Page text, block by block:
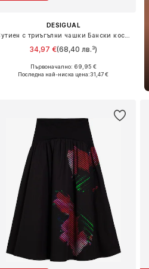
DESIGUAL
34,97 €(68,40 лв.³)
Налични размери: XS, S, M, L
Първоначално: 69,95 €
Последна най-ниска цена:31,47 €